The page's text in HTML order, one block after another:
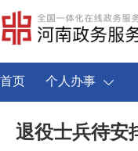
首页 个人办事
退役士兵待安